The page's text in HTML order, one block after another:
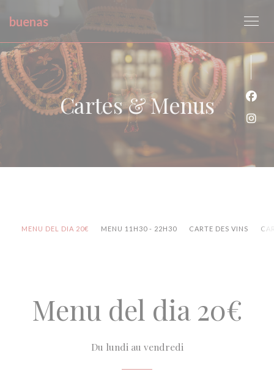
buenas
Cartes & Menus
MENU DEL DIA 20€ MENU 11H30 - 22H30 CARTE DES VINS
Menu del dia 20€
Du lundi au vendredi